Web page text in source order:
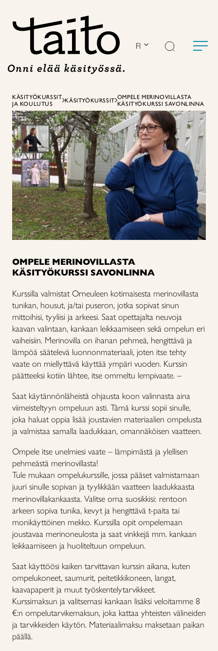
FI
KÄSITYÖKURSSIT
JA KOULUTUS
KÄSITYÖKURSSIT OMPELE MERINOVILLASTA
KÄSITYÖKURSSI SAVONLINNA
OMPELE MERINOVILLASTA
KÄSITYÖKURSSI SAVONLINNA
Kurssilla valmistat Orneuleen kotimaisesta merinovillasta
tunikan, housut, ja/tai puseron, jotka sopivat sinun
mittoihisi, tyyliisi ja arkeesi. Saat opettajalta neuvoja
kaavan valintaan, kankaan leikkaamiseen sekä ompelun eri
vaiheisiin. Merinovilla on ihanan pehmeä, hengittävä ja
lämpöä säätelevä luonnonmateriaali, joten itse tehty
vaate on miellyttävä käyttää ympäri vuoden. Kurssin
päätteeksi kotiin lähtee, itse ommeltu lempivaate. –
Saat käytännönläheistä ohjausta koon valinnasta aina
viimeisteltyyn ompeluun asti. Tämä kurssi sopii sinulle,
joka haluat oppia lisää joustavien materiaalien ompelusta
ja valmistaa samalla laadukkaan, omannäköisen vaatteen.
Ompele itse unelmiesi vaate – lämpimästä ja ylellisen
pehmeästä merinovillasta!
Tule mukaan ompelukurssille, jossa pääset valmistamaan
juuri sinulle sopivan ja tyylikkään vaatteen laadukkaasta
merinovillakankaasta. Valitse oma suosikkisi: rentoon
arkeen sopiva tunika, kevyt ja hengittävä t-paita tai
monikäyttöinen mekko. Kurssilla opit ompelemaan
joustavaa merinoneulosta ja saat vinkkejä mm. kankaan
leikkaamiseen ja huoliteltuun ompeluun.
Saat käyttöösi kaiken tarvittavan kurssin aikana, kuten
ompelukoneet, saumurit, peitetikkikoneen, langat,
kaavapaperit ja muut työskentelytarvikkeet.
Kurssimaksun ja valitsemasi kankaan lisäksi veloitamme 8
€:n ompelutarvikemaksun, joka kattaa yhteisten välineiden
ja tarvikkeiden käytön. Materiaalimaksu maksetaan paikan
päällä.